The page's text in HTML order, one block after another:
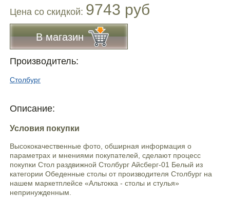
Цена co скидкой: 9743 руб
В магазин
Производитель:
Столбург
Описание:
Условия покупки
Высококачественные фото, обширная информация о
параметрах и мнениями покупателей, сделают процесс
покупки Стол раздвижной Столбург Айсберг-01 Белый из
категории Обеденные столы от производителя Столбург на
нашем маркетплейсе «Альтокка - столы и стулья»
непринужденным.